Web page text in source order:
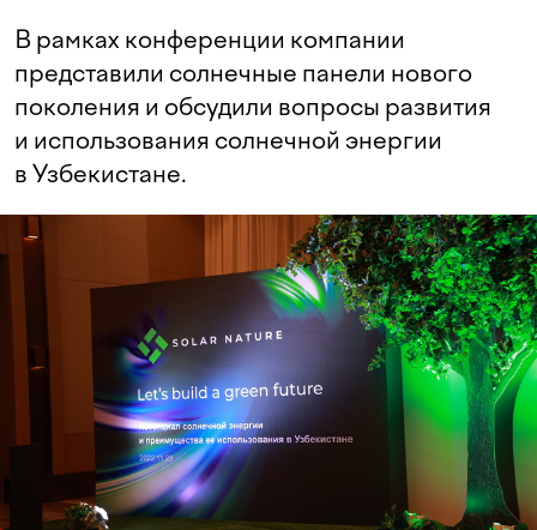
В рамках конференции компании
представили солнечные панели нового
поколения и обсудили вопросы развития
и использования солнечной энергии
в Узбекистане.